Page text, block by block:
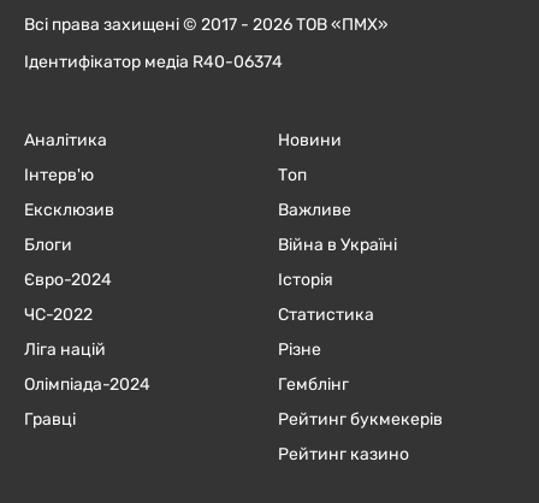
Всі права захищені © 2017 - 2026 ТОВ «ПМХ»
Ідентифікатор медіа R40-06374
Аналітика
Інтерв'ю
Ексклюзив
Блоги
Євро-2024
ЧC-2022
Ліга націй
Олімпіада-2024
Гравці
Новини
Топ
Важливе
Війна в Україні
Історія
Статистика
Різне
Гемблінг
Рейтинг букмекерів
Рейтинг казино